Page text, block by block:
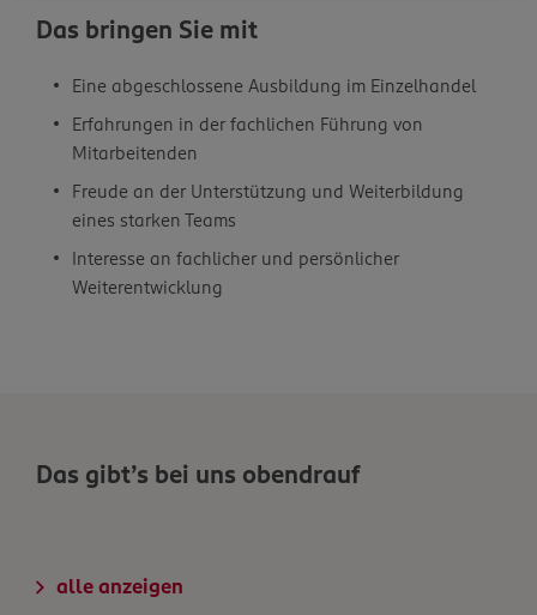
Das bringen Sie mit
Eine abgeschlossene Ausbildung im Einzelhandel
Erfahrungen in der fachlichen Führung von
Mitarbeitenden
Freude an der Unterstützung und Weiterbildung
eines starken Teams
Interesse an fachlicher und persönlicher
Weiterentwicklung
Das gibt’s bei uns obendrauf
alle anzeigen